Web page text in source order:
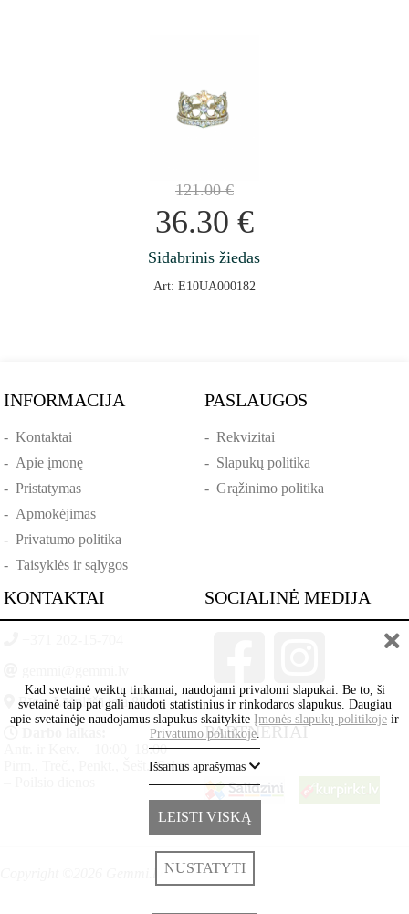
121.00€
36.30 €
Sidabrinis žiedas
Art: E10UA000182
INFORMACIJA
-Kontaktai
- Apie įmonę
-Pristatymas
- Apmokėjimas
-Privatumo politika
-Taisyklės ir sąlygos
PASLAUGOS
- Rekvizitai
- Slapukų politika
- Grąžinimo politika
KONTAKTAI
Rīga, Lāčplēšā iela 88
Antr. ir Ketv. – 10:00–18:00
Pirm., Treč., Penkt., Šešt., Sekm.
SOCIALINĖ MEDIJA
PARTNERIAI
Kad svetainė veiktų tinkamai, naudojami privalomi slapukai. Be to, ši
svetainė taip pat gali naudoti statistinius ir rinkodaros slapukus. Daugiau
apie svetainėje naudojamus slapukus skaitykite Įmonės slapukų politikoje ir
Privatumo politikoje.
Išsamus aprašymas
LEISTI VISKĄ
NUSTATYTI